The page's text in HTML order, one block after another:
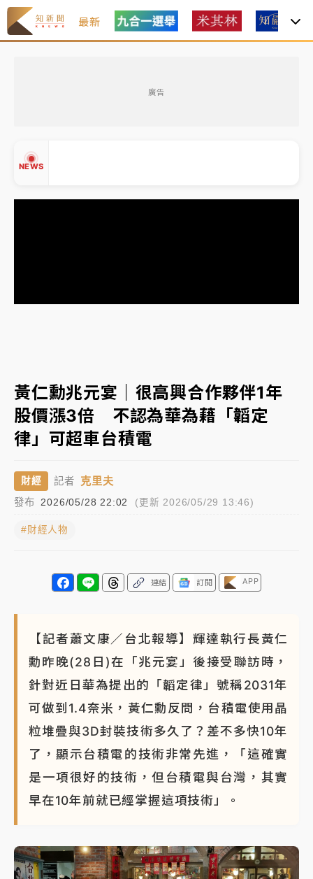
最新
廣告
NEWS
中信慈善基金會想增加董事人數！辜仲諒向法院聲請遭
駁 理由曝光
故宮《龍藏經》特展第2檔！今線上預約開賣一度塞車
雨熱區曝
旅局回應了
中信慈善基金會想增加董事人數！辜仲諒向法院聲請遭
駁 理由曝光
故宮《龍藏經》特展第2檔！今線上預約開賣一度塞車
周六起展出延長至晚上7時
押庭
雨熱區曝
黃仁勳兆元宴｜很高興合作夥伴1年
股價漲3倍 不認為華為藉「韜定
律」可超車台積電
財經 記者 克里夫
發布 2026/05/28 22:02 (更新 2026/05/29 13:46)
#財經人物
連結 訂閱 APP
【記者蕭文康／台北報導】輝達執行長黃仁
勳昨晚(28日)在「兆元宴」後接受聯訪時，
針對近日華為提出的「韜定律」號稱2031年
可做到1.4奈米，黃仁勳反問，台積電使用晶
粒堆疊與3D封裝技術多久了？差不多快10年
了，顯示台積電的技術非常先進，「這確實
是一項很好的技術，但台積電與台灣，其實
早在10年前就已經掌握這項技術」。